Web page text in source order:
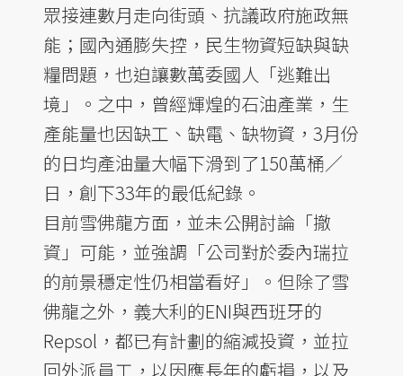
眾接連數月走向街頭、抗議政府施政無
能；國內通膨失控，民生物資短缺與缺
糧問題，也迫讓數萬委國人「逃難出
境」。之中，曾經輝煌的石油產業，生
產能量也因缺工、缺電、缺物資，3月份
的日均產油量大幅下滑到了150萬桶／
日，創下33年的最低紀錄。
目前雪佛龍方面，並未公開討論「撤
資」可能，並強調「公司對於委內瑞拉
的前景穩定性仍相當看好」。但除了雪
佛龍之外，義大利的ENI與西班牙的
Repsol，都已有計劃的縮減投資，並拉
回外派員工，以因應長年的虧損，以及